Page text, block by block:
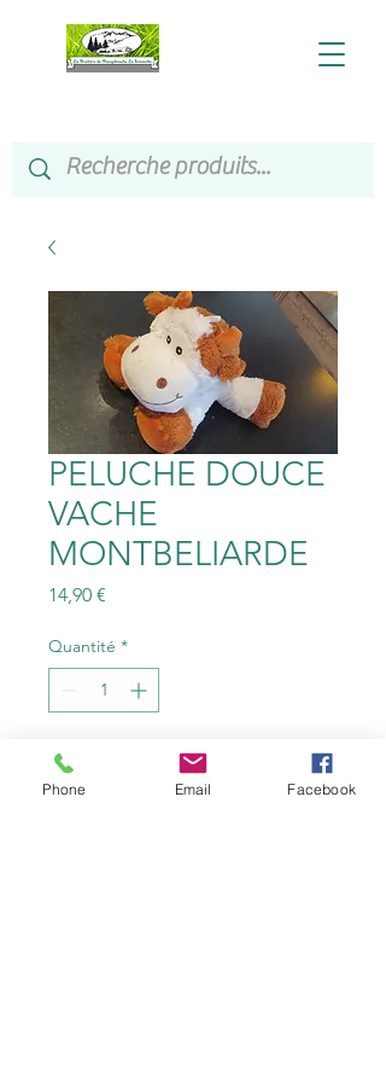
PELUCHE DOUCE
VACHE
MONTBELIARDE
14,90 €
Quantité *
Ajouter au panier
Phone Email Facebook